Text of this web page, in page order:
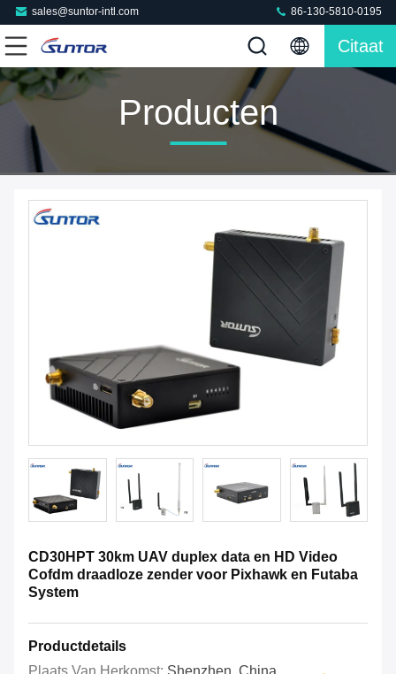
sales@suntor-intl.com 86-130-5810-0195
Citaat
Producten
CD30HPT 30km UAV duplex data en HD Video
Cofdm draadloze zender voor Pixhawk en Futaba
System
Productdetails